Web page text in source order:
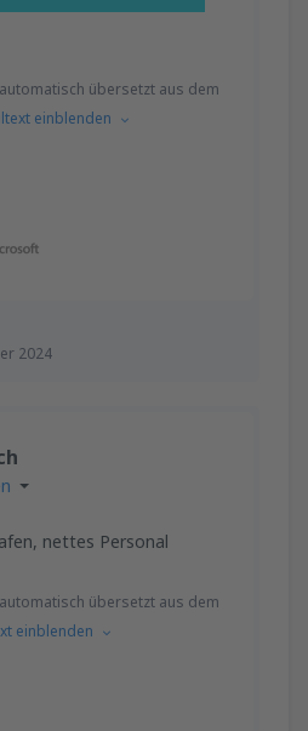
2024
übersetzt aus dem
einblenden
nettes Personal
übersetzt aus dem
einblenden